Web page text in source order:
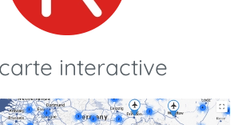
interactive